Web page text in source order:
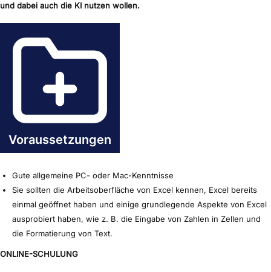
und dabei auch die KI nutzen wollen.
Voraussetzungen
Gute allgemeine PC- oder Mac-Kenntnisse
Sie sollten die Arbeitsoberfläche von Excel kennen, Excel bereits
einmal geöffnet haben und einige grundlegende Aspekte von Excel
ausprobiert haben, wie z. B. die Eingabe von Zahlen in Zellen und
die Formatierung von Text.
ONLINE-SCHULUNG